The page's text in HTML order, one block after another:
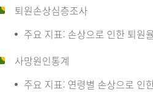
퇴원손상심층조사
주요 지표: 손상으로 인한 퇴원
사망원인통계
주요 지표: 연령별 손상으로 인